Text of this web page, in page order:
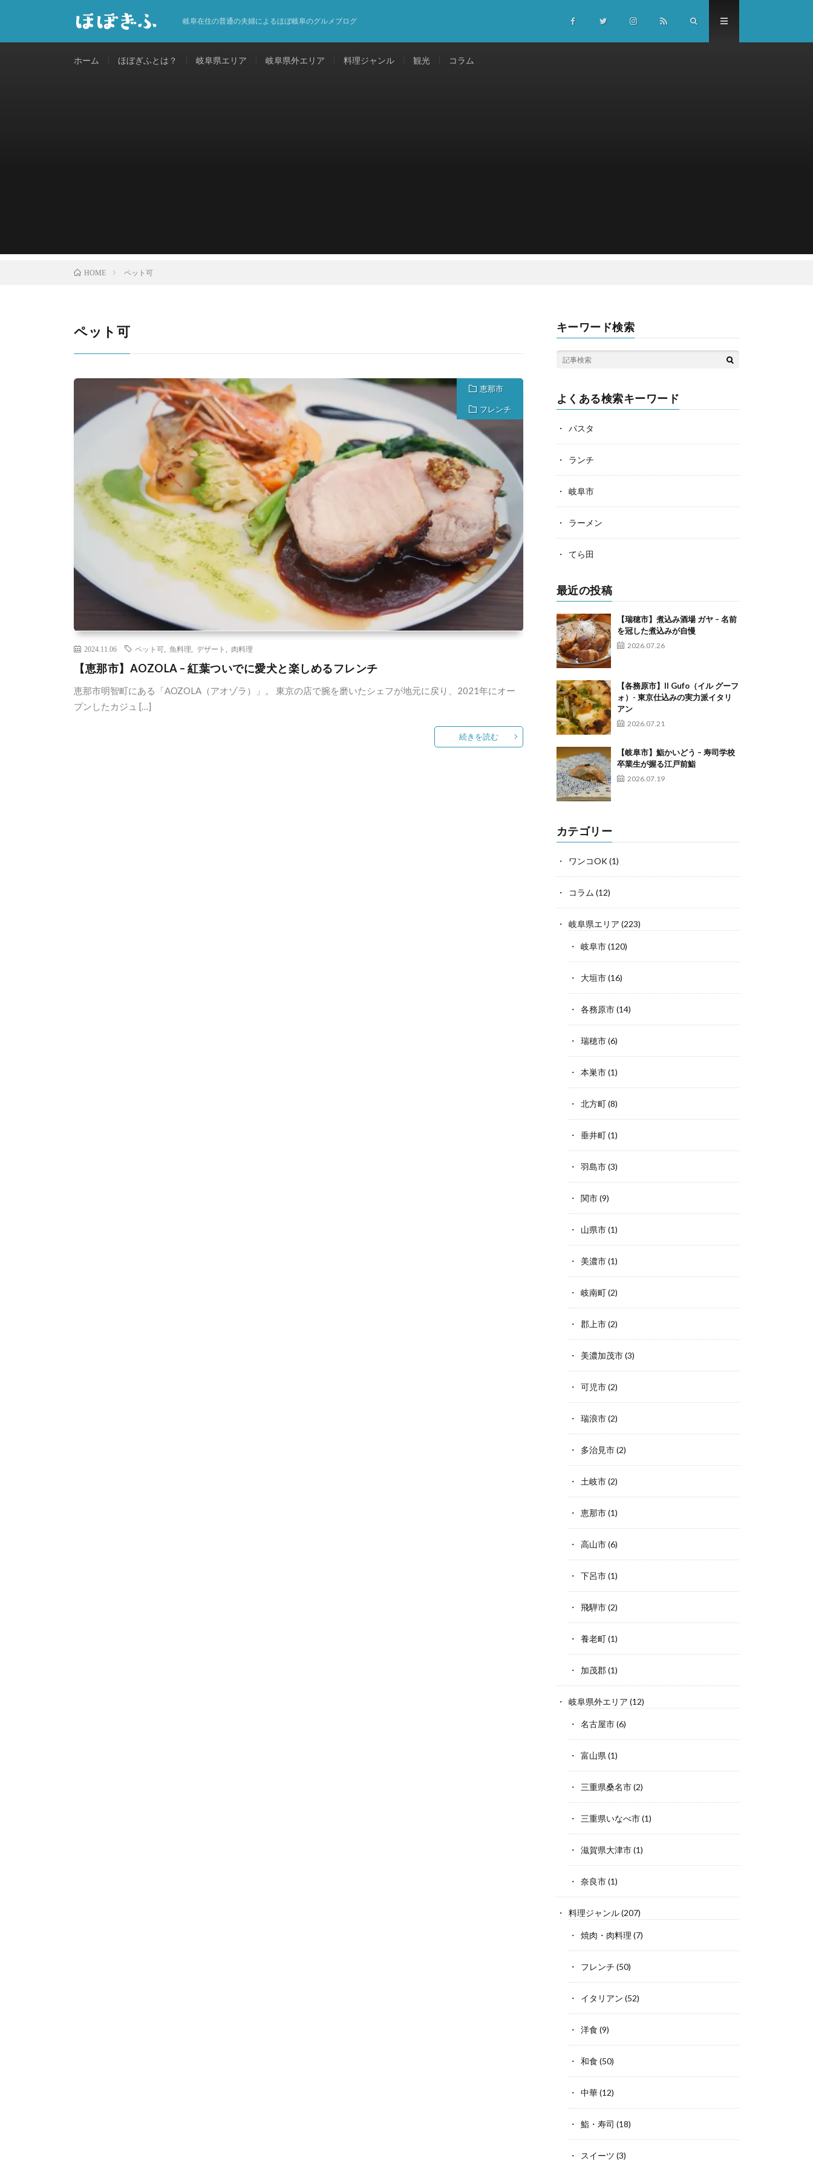
岐阜在住の普通の夫婦によるほぼ岐阜のグルメブログ
ホーム ほぼぎふとは？ 岐阜県エリア 岐阜県外エリア 料理ジャンル 観光 コラム
HOME ペット可
ペット可
恵那市
フレンチ
2024.11.06 ペット可 魚料理 デザート 肉料理
【恵那市】AOZOLA – 紅葉ついでに愛犬と楽しめるフレンチ
恵那市明智町にある「AOZOLA（アオゾラ）」。 東京の店で腕を磨いたシェフが地元に戻り、2021年にオー
プンしたカジュ […]
続きを読む
キーワード検索
よくある検索キーワード
パスタ
ランチ
岐阜市
ラーメン
てら田
最近の投稿
【瑞穂市】煮込み酒場 ガヤ – 名前
を冠した煮込みが自慢
2026.07.26
【各務原市】Il Gufo（イル グーフ
ォ）- 東京仕込みの実力派イタリ
アン
2026.07.21
【岐阜市】鮨かいどう – 寿司学校
卒業生が握る江戸前鮨
2026.07.19
カテゴリー
ワンコOK(1)
コラム (12)
岐阜県エリア (223)
岐阜市(120)
大垣市(16)
各務原市(14)
瑞穂市(6)
本巣市(1)
北方町(8)
垂井町(1)
羽島市(3)
関市(9)
山県市(1)
美濃市(1)
岐南町(2)
郡上市(2)
美濃加茂市(3)
可児市(2)
瑞浪市(2)
多治見市(2)
土岐市(2)
恵那市(1)
高山市(6)
下呂市(1)
飛騨市(2)
養老町(1)
加茂郡(1)
岐阜県外エリア (12)
名古屋市(6)
富山県 (1)
三重県桑名市(2)
三重県いなべ市(1)
滋賀県大津市(1)
奈良市(1)
料理ジャンル(207)
焼肉・肉料理 (7)
フレンチ (50)
イタリアン (52)
洋食 (9)
和食 (50)
中華(12)
鮨・寿司 (18)
スイーツ (3)